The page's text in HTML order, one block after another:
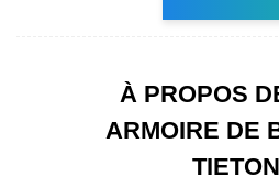
À PROPOS
ARMOIRE DE